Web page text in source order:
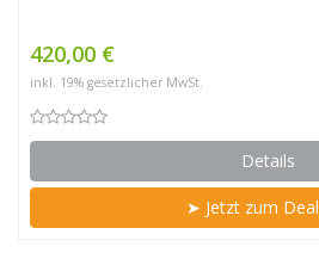
420,00 €
inkl. 19% gesetzlicher MwSt.
Details
➤ Jetzt zum Deal